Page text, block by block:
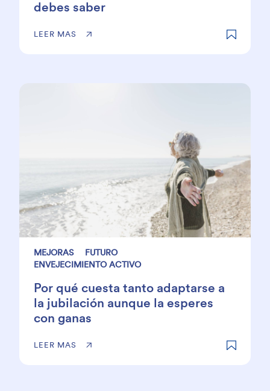
debes saber
LEER MAS
MEJORAS
FUTURO
ENVEJECIMIENTO ACTIVO
Por qué cuesta tanto adaptarse a
la jubilación aunque la esperes
con ganas
LEER MAS